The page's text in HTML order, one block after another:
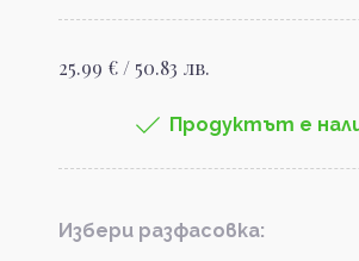
25.99 € / 50.83 лв.
Продуктът е
Избери разфасовка: